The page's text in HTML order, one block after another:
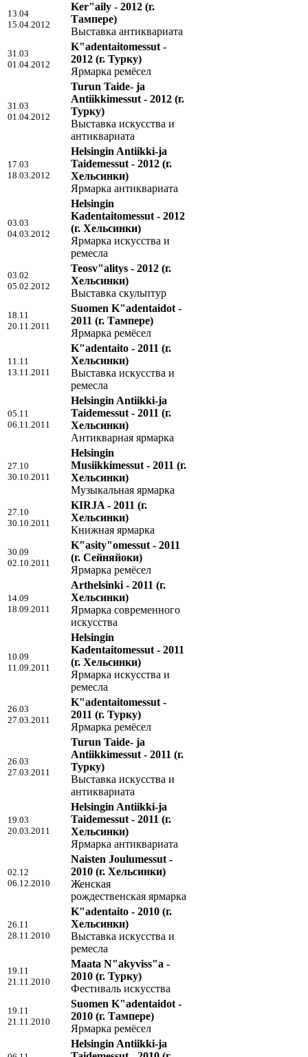
13.04
15.04.2012
Ker"aily - 2012 (г.
Тампере)
Выставка антиквариата
31.03
01.04.2012
K"adentaitomessut -
2012 (г. Турку)
Ярмарка ремёсел
31.03
01.04.2012
Turun Taide- ja
Antiikkimessut - 2012 (г.
Турку)
Выставка искусства и
антиквариата
17.03
18.03.2012
Helsingin Antiikki-ja
Taidemessut - 2012 (г.
Хельсинки)
Ярмарка антиквариата
03.03
04.03.2012
Helsingin
Kadentaitomessut - 2012
(г. Хельсинки)
Ярмарка искусства и
ремесла
03.02
05.02.2012
Teosv"alitys - 2012 (г.
Хельсинки)
Выставка скульптур
18.11
20.11.2011
Suomen K"adentaidot -
2011 (г. Тампере)
Ярмарка ремёсел
11.11
13.11.2011
K"adentaito - 2011 (г.
Хельсинки)
Выставка искусства и
ремесла
05.11
06.11.2011
Helsingin Antiikki-ja
Taidemessut - 2011 (г.
Хельсинки)
Антикварная ярмарка
27.10
30.10.2011
Helsingin
Musiikkimessut - 2011 (г.
Хельсинки)
Музыкальная ярмарка
27.10
30.10.2011
KIRJA - 2011 (г.
Хельсинки)
Книжная ярмарка
30.09
02.10.2011
K"asity"omessut - 2011
(г. Сейняйоки)
Ярмарка ремёсел
14.09
18.09.2011
Arthelsinki - 2011 (г.
Хельсинки)
Ярмарка современного
искусства
10.09
11.09.2011
Helsingin
Kadentaitomessut - 2011
(г. Хельсинки)
Ярмарка искусства и
ремесла
26.03
27.03.2011
K"adentaitomessut -
2011 (г. Турку)
Ярмарка ремёсел
26.03
27.03.2011
Turun Taide- ja
Antiikkimessut - 2011 (г.
Турку)
Выставка искусства и
антиквариата
19.03
20.03.2011
Helsingin Antiikki-ja
Taidemessut - 2011 (г.
Хельсинки)
Ярмарка антиквариата
02.12
06.12.2010
Naisten Joulumessut -
2010 (г. Хельсинки)
Женская
рождественская ярмарка
26.11
28.11.2010
K"adentaito - 2010 (г.
Хельсинки)
Выставка искусства и
ремесла
19.11
21.11.2010
Maata N"akyviss"a -
2010 (г. Турку)
Фестиваль искусства
19.11
21.11.2010
Suomen K"adentaidot -
2010 (г. Тампере)
Ярмарка ремёсел
Helsingin Antiikki-ja